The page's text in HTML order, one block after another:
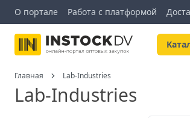
О портале Работа с платформой
Главная Lab-Industries
Lab-Industries